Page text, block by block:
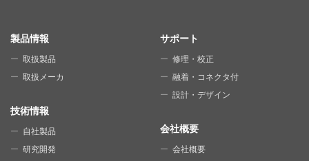
SITE MAP
製品情報
取扱製品
取扱メーカ
技術情報
自社製品
研究開発
サポート
修理・校正
融着・コネクタ付
設計・デザイン
会社概要
会社概要